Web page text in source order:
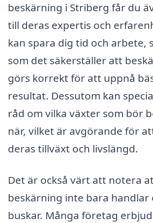
beskärning i Striberg får du
till deras expertis och
kan spara dig tid och arbete,
som det säkerställer att
görs korrekt för att uppnå
resultat. Dessutom kan
råd om vilka växter som bör
när, vilket är avgörande för
deras tillväxt och livslängd.
Det är också värt att notera
beskärning inte bara handlar
buskar. Många företag